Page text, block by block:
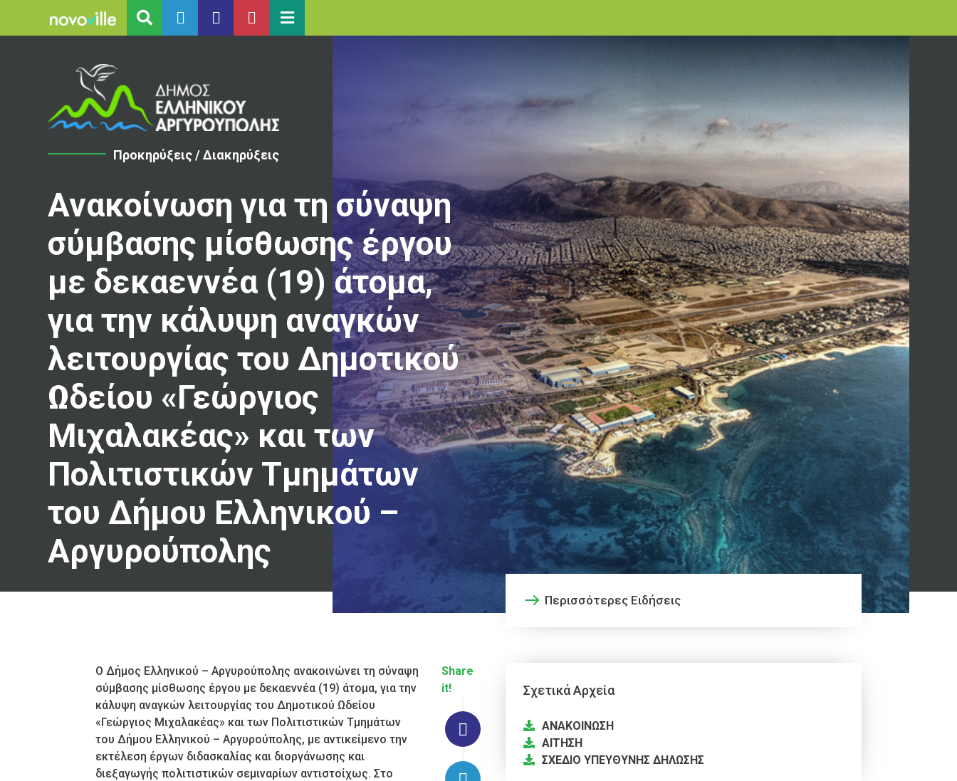
Προκηρύξεις / Διακηρύξεις
Ανακοίνωση για τη σύναψη
σύμβασης μίσθωσης έργου
με δεκαεννέα (19) άτομα,
για την κάλυψη αναγκών
λειτουργίας του Δημοτικού
Ωδείου «Γεώργιος
Μιχαλακέας» και των
Πολιτιστικών Τμημάτων
του Δήμου Ελληνικού –
Αργυρούπολης
Ο Δήμος Ελληνικού – Αργυρούπολης ανακοινώνει τη σύναψη
σύμβασης μίσθωσης έργου με δεκαεννέα (19) άτομα, για την
κάλυψη αναγκών λειτουργίας του Δημοτικού Ωδείου
«Γεώργιος Μιχαλακέας» και των Πολιτιστικών Τμημάτων
του Δήμου Ελληνικού – Αργυρούπολης, με αντικείμενο την
εκτέλεση έργων διδασκαλίας και διοργάνωσης και
διεξαγωγής πολιτιστικών σεμιναρίων αντιστοίχως. Στο
Share
it!
Περισσότερες Ειδήσεις
Σχετικά Αρχεία
ΑΝΑΚΟΙΝΩΣΗ
ΑΙΤΗΣΗ
ΣΧΕΔΙΟ ΥΠΕΥΘΥΝΗΣ ΔΗΛΩΣΗΣ